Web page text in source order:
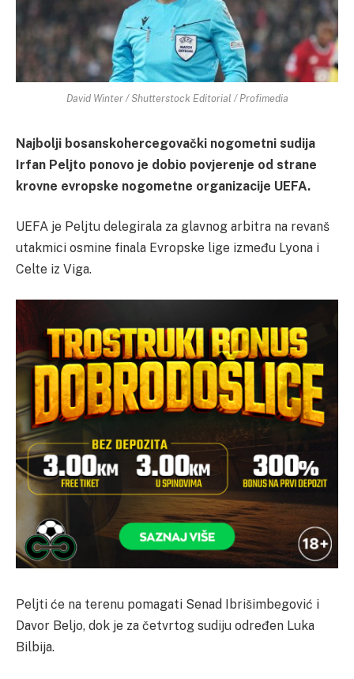
David Winter / Shutterstock Editorial / Profimedia
Najbolji bosanskohercegovački nogometni sudija
Irfan Peljto ponovo je dobio povjerenje od strane
krovne evropske nogometne organizacije UEFA.
UEFA je Peljtu delegirala za glavnog arbitra na revanš
utakmici osmine finala Evropske lige između Lyona i
Celte iz Viga.
Peljti će na terenu pomagati Senad Ibrišimbegović i
Davor Beljo, dok je za četvrtog sudiju određen Luka
Bilbija.